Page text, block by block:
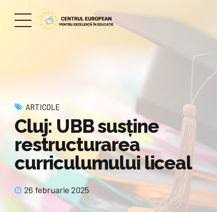
ARTICOLE
Cluj: UBB susține
restructurarea
curriculumului liceal
26 februarie 2025